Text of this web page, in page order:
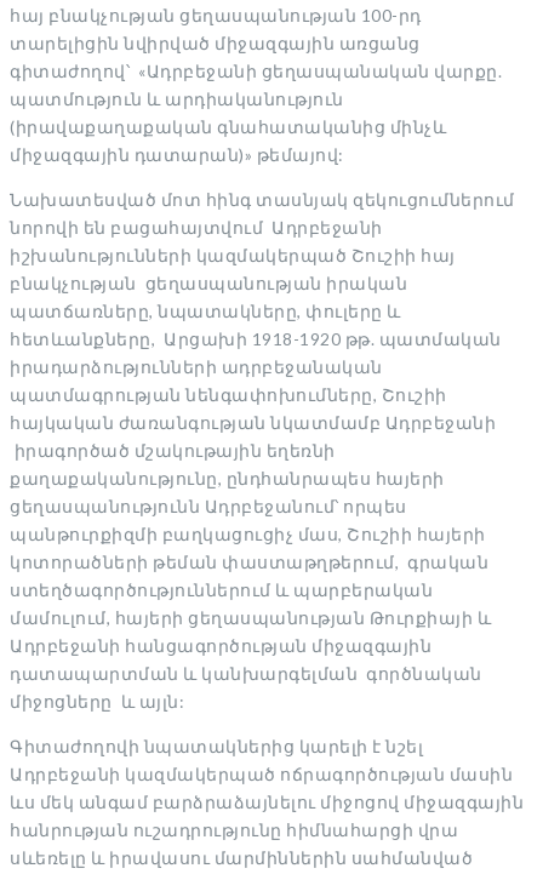
հայ բնակչության ցեղասպանության 100-րդ
տարելիցին նվիրված միջազգային առցանց
գիտաժողով՝ «Ադրբեջանի ցեղասպանական վարքը.
պատմություն և արդիականություն
(իրավաքաղաքական գնահատականից մինչև
միջազգային դատարան)» թեմայով:
Նախատեսված մոտ հինգ տասնյակ զեկուցումներում
նորովի են բացահայտվում Ադրբեջանի
իշխանությունների կազմակերպած Շուշիի հայ
բնակչության ցեղասպանության իրական
պատճառները, նպատակները, փուլերը և
հետևանքները, Արցախի 1918-1920 թթ. պատմական
իրադարձությունների ադրբեջանական
պատմագրության նենգափոխումները, Շուշիի
հայկական ժառանգության նկատմամբ Ադրբեջանի
իրագործած մշակութային եղեռնի
քաղաքականությունը, ընդհանրապես հայերի
ցեղասպանությունն Ադրբեջանում՝ որպես
պանթուրքիզմի բաղկացուցիչ մաս, Շուշիի հայերի
կոտորածների թեման փաստաթղթերում, գրական
ստեղծագործություններում և պարբերական
մամուլում, հայերի ցեղասպանության Թուրքիայի և
Ադրբեջանի հանցագործության միջազգային
դատապարտման և կանխարգելման գործնական
միջոցները և այլն:
Գիտաժողովի նպատակներից կարելի է նշել
Ադրբեջանի կազմակերպած ոճրագործության մասին
ևս մեկ անգամ բարձրաձայնելու միջոցով միջազգային
հանրության ուշադրությունը հիմնահարցի վրա
սևեռելը և իրավասու մարմիններին սահմանված